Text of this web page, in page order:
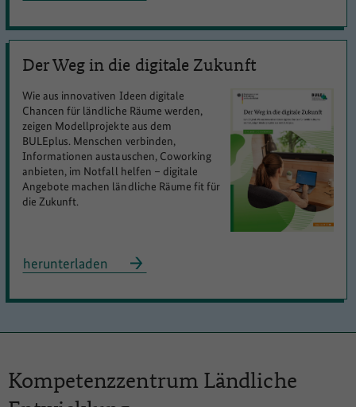
Der Weg in die digitale Zukunft
Wie aus innovativen Ideen digitale
Chancen für ländliche Räume werden,
zeigen Modellprojekte aus dem
BULEplus. Menschen verbinden,
Informationen austauschen, Coworking
anbieten, im Notfall helfen – digitale
Angebote machen ländliche Räume fit für
die Zukunft.
herunterladen
Kompetenzzentrum Ländliche